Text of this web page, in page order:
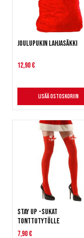
Joulupukin lahjasäkki
12,90 €
Lisää ostoskoriin
Stay up -sukat
tonttutytölle
7,90 €